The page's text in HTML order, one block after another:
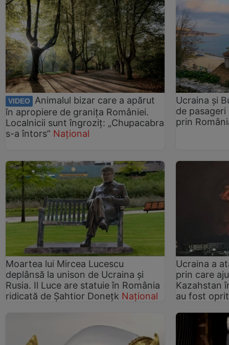
VIDEO
Animalul bizar care a apărut
în apropiere de granița României.
Localnicii sunt îngroziț: „Chupacabra
s-a întors” Național
Ucraina și
de
prin
Moartea lui Mircea Lucescu
deplânsă la unison de Ucraina și
Rusia. Il Luce are statuie în România
ridicată de Șahtior Donețk Național
Ucraina a
prin care
Kazahstan
au fost